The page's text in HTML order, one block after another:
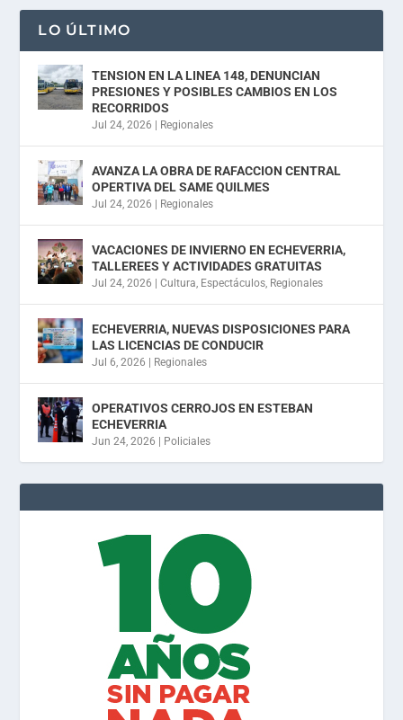
LO ÚLTIMO
TENSION EN LA LINEA 148, DENUNCIAN
PRESIONES Y POSIBLES CAMBIOS EN LOS
RECORRIDOS
Jul 24, 2026 Regionales
AVANZA LA OBRA DE RAFACCION CENTRAL
OPERTIVA DEL SAME QUILMES
Jul 24, 2026 Regionales
VACACIONES DE INVIERNO EN ECHEVERRIA,
TALLEREES Y ACTIVIDADES GRATUITAS
Jul 24, 2026 |Cultura, Espectáculos, Regionales
ECHEVERRIA, NUEVAS DISPOSICIONES PARA
LAS LICENCIAS DE CONDUCIR
Jul 6, 2026 Regionales
OPERATIVOS CERROJOS EN ESTEBAN
ECHEVERRIA
Jun 24, 2026 Policiales